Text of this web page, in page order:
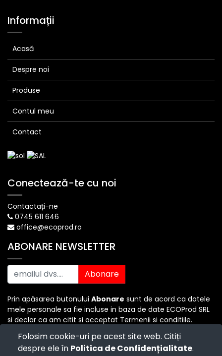
Folosim cookie-uri pe acest site web. Citiți
despre ele în Politica de Confidențialitate.
Informații
Acasă
Despre noi
Produse
Contul meu
Contact
Conectează-te cu noi
Contactați-ne
0745 611 646
office@ecoprod.ro
ABONARE NEWSLETTER
Abonare
Prin apăsarea butonului Abonare sunt de acord ca datele
mele personale sa fie incluse in baza de date ECOProd SRL
si declar ca am citit si acceptat Termenii si conditiile.
Copyright © ECO PROD SRL -Termenii si Conditiile